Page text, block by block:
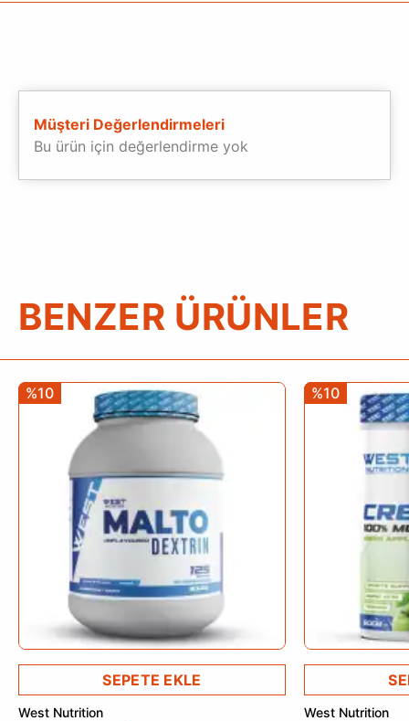
Müşteri Değerlendirmeleri
Bu ürün için değerlendirme yok
BENZER ÜRÜNLER
%10
SEPETE EKLE
West Nutrition
%10
West Nutrition